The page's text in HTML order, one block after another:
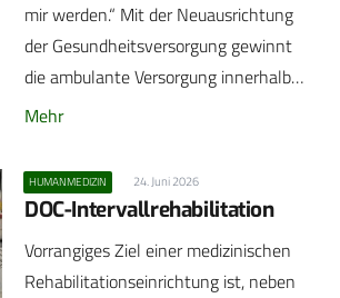
mir werden.“ Mit der Neuausrichtung
der Gesundheitsversorgung gewinnt
die ambulante Versorgung innerhalb…
Mehr
HUMANMEDIZIN 24. Juni 2026
DOC-Intervallrehabilitation
Vorrangiges Ziel einer medizinischen
Rehabilitationseinrichtung ist, neben